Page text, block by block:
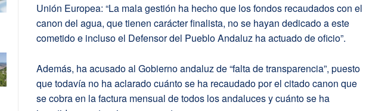
Unión Europea: “La mala gestión ha hecho que los fondos recaudados con el
canon del agua, que tienen carácter finalista, no se hayan dedicado a este
cometido e incluso el Defensor del Pueblo Andaluz ha actuado de oficio”.
Además, ha acusado al Gobierno andaluz de “falta de transparencia”, puesto
que todavía no ha aclarado cuánto se ha recaudado por el citado canon que
se cobra en la factura mensual de todos los andaluces y cuánto se ha